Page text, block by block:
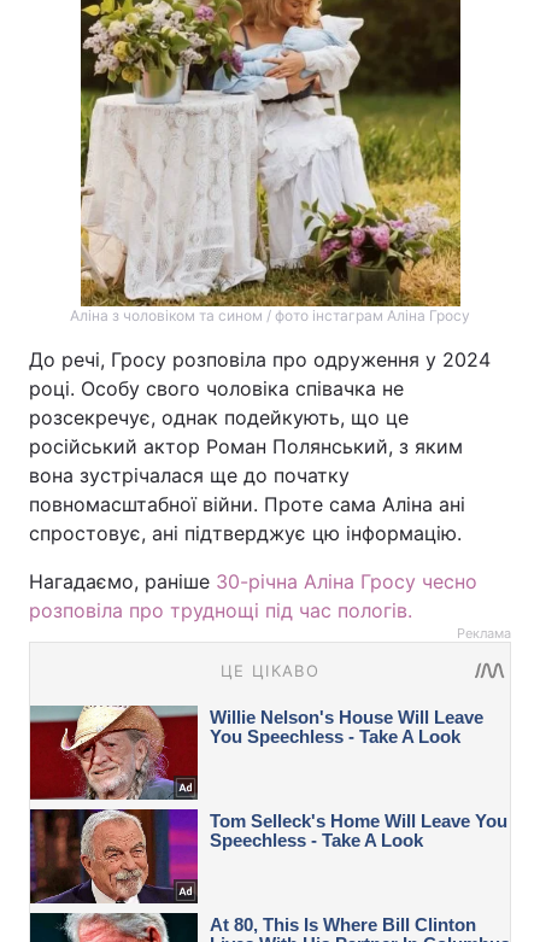
Аліна з чоловіком та сином / фото інстаграм Аліна Гросу
До речі, Гросу розповіла про одруження у 2024
році. Особу свого чоловіка співачка не
розсекречує, однак подейкують, що це
російський актор Роман Полянський, з яким
вона зустрічалася ще до початку
повномасштабної війни. Проте сама Аліна ані
спростовує, ані підтверджує цю інформацію.
Нагадаємо, раніше 30-річна Аліна Гросу чесно
розповіла про труднощі під час пологів.
Реклама